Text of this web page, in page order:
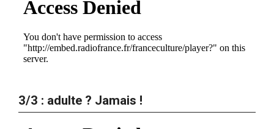
3/3 : adulte ? Jamais !